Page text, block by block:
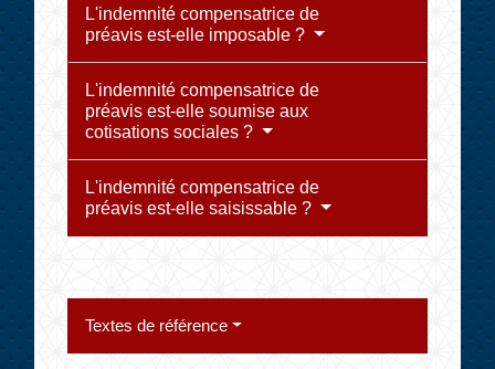
L'indemnité compensatrice de
préavis est-elle imposable ?
L'indemnité compensatrice de
préavis est-elle soumise aux
cotisations sociales ?
L'indemnité compensatrice de
préavis est-elle saisissable ?
Textes de référence